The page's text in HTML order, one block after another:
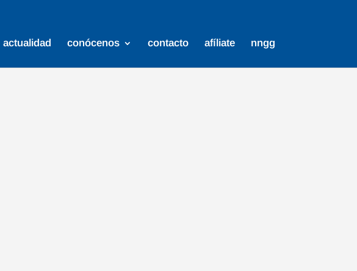
actualidad conócenos contacto afíliate nngg